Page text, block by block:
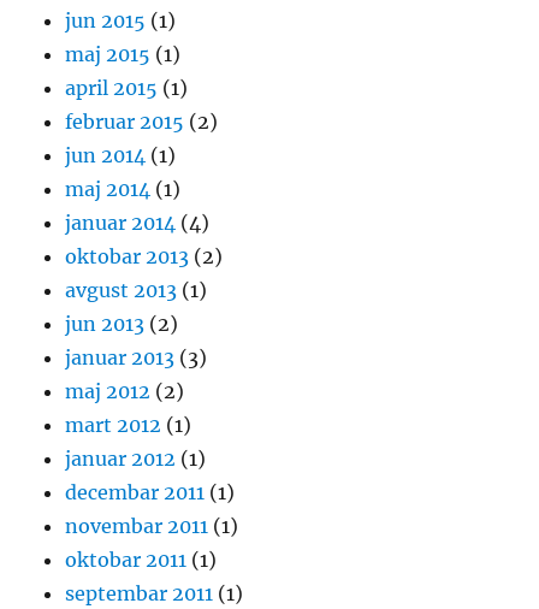
jun 2015 (1)
maj 2015 (1)
april 2015 (1)
februar 2015 (2)
jun 2014 (1)
maj 2014 (1)
januar 2014 (4)
oktobar 2013 (2)
avgust 2013 (1)
jun 2013 (2)
januar 2013 (3)
maj 2012 (2)
mart 2012 (1)
januar 2012 (1)
decembar 2011 (1)
novembar 2011 (1)
oktobar 2011 (1)
septembar 2011 (1)